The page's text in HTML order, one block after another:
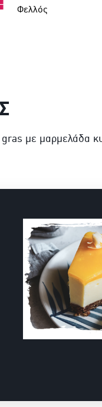
Φελλός
με μαρμελάδα